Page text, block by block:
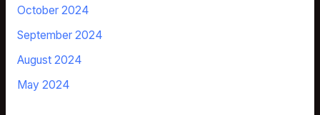
October 2024
September 2024
August 2024
May 2024